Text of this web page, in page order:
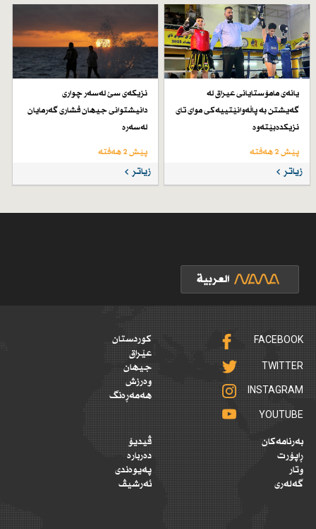
یانەی مامۆستایانی عیراق لە
گەیشتن بە پاڵەوانێتییەكی موای تای
نزیكدەبێتەوە
پێش 2 هەفتە
زیاتر
نزیكەی سێ لەسەر چواری
دانیشتوانی جیهان فشاری گەرمایان
لەسەرە
پێش 2 هەفتە
زیاتر
FACEBOOK
TWITTER
INSTAGRAM
YOUTUBE
کوردستان
عێراق
جیهان
وەرزش
هەمەڕەنگ
بەرنامەکان
ڕاپۆرت
وتار
گەلەری
ڤیدیۆ
دەربارە
پەیوەندی
ئەرشیڤ